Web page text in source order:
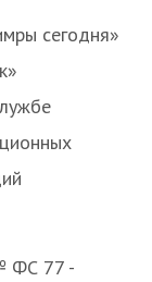
сегодня»
ФС 77 -